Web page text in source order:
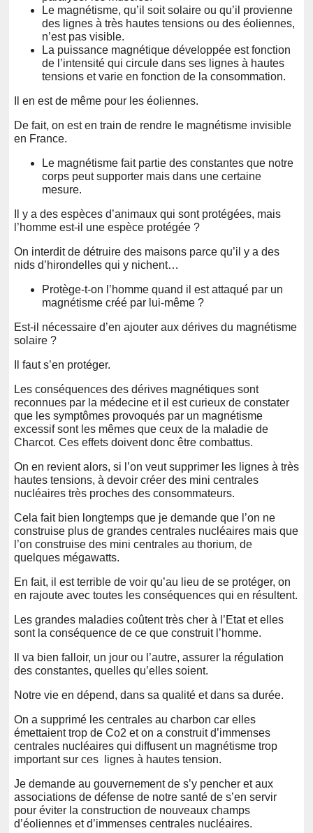
Le magnétisme, qu’il soit solaire ou qu’il provienne
des lignes à très hautes tensions ou des éoliennes,
n’est pas visible.
La puissance magnétique développée est fonction
de l’intensité qui circule dans ses lignes à hautes
tensions et varie en fonction de la consommation.
Il en est de même pour les éoliennes.
De fait, on est en train de rendre le magnétisme invisible
en France.
Le magnétisme fait partie des constantes que notre
corps peut supporter mais dans une certaine
mesure.
Il y a des espèces d’animaux qui sont protégées, mais
l’homme est-il une espèce protégée ?
On interdit de détruire des maisons parce qu’il y a des
nids d’hirondelles qui y nichent…
Protège-t-on l’homme quand il est attaqué par un
magnétisme créé par lui-même ?
Est-il nécessaire d’en ajouter aux dérives du magnétisme
solaire ?
Il faut s’en protéger.
Les conséquences des dérives magnétiques sont
reconnues par la médecine et il est curieux de constater
que les symptômes provoqués par un magnétisme
excessif sont les mêmes que ceux de la maladie de
Charcot. Ces effets doivent donc être combattus.
On en revient alors, si l’on veut supprimer les lignes à très
hautes tensions, à devoir créer des mini centrales
nucléaires très proches des consommateurs.
Cela fait bien longtemps que je demande que l’on ne
construise plus de grandes centrales nucléaires mais que
l’on construise des mini centrales au thorium, de
quelques mégawatts.
En fait, il est terrible de voir qu’au lieu de se protéger, on
en rajoute avec toutes les conséquences qui en résultent.
Les grandes maladies coûtent très cher à l’Etat et elles
sont la conséquence de ce que construit l’homme.
Il va bien falloir, un jour ou l’autre, assurer la régulation
des constantes, quelles qu’elles soient.
Notre vie en dépend, dans sa qualité et dans sa durée.
On a supprimé les centrales au charbon car elles
émettaient trop de Co2 et on a construit d’immenses
centrales nucléaires qui diffusent un magnétisme trop
important sur ces lignes à hautes tension.
Je demande au gouvernement de s’y pencher et aux
associations de défense de notre santé de s’en servir
pour éviter la construction de nouveaux champs
d’éoliennes et d’immenses centrales nucléaires.